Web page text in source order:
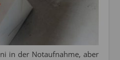
in der Notaufnahme, aber